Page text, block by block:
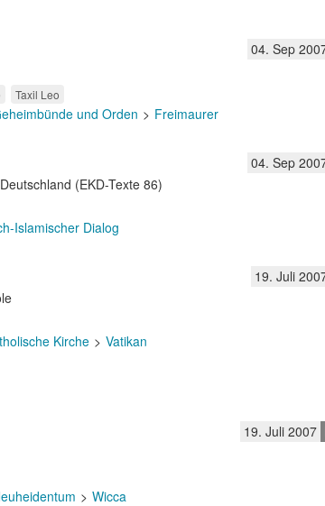
04. Sep
Taxil Leo
und Orden Freimaurer
04. Sep
(EKD-Texte 86)
Islamischer Dialog
19. Juli
Kirche Vatikan
19. Juli 2007
Wicca